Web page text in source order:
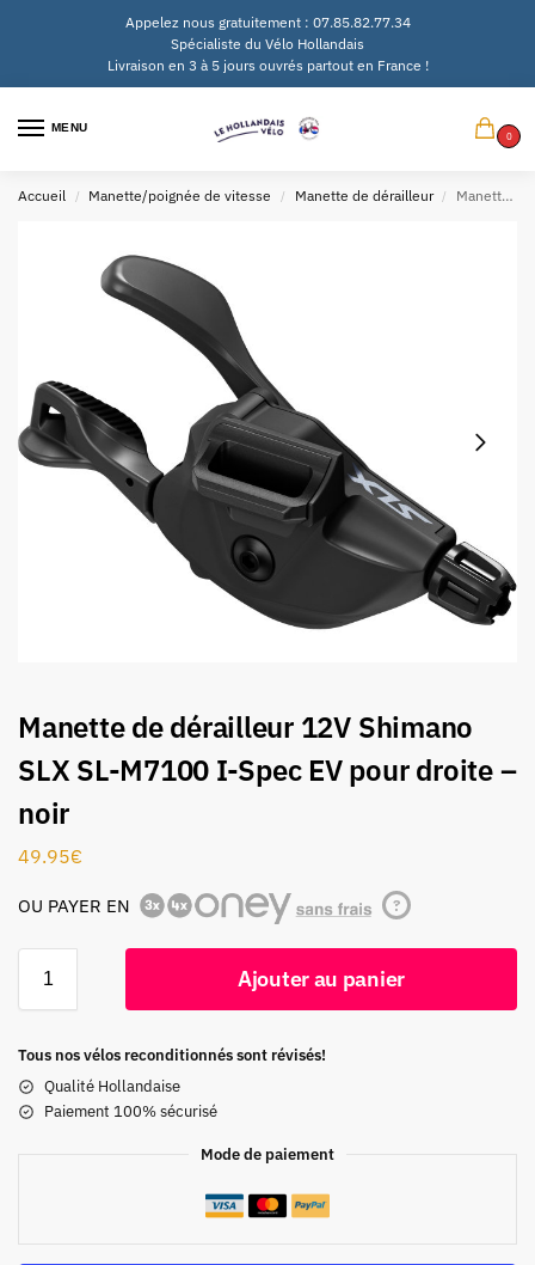
Appelez nous gratuitement : 07.85.82.77.34
Spécialiste du Vélo Hollandais
Livraison en 3 à 5 jours ouvrés partout en France !
MENU
0
Accueil / Manette/poignée de vitesse / Manette de dérailleur / Manette de dérailleur 12V Shimano SLX SL-M7100 I-Spec EV pour droite – noir
Manette de dérailleur 12V Shimano
SLX SL-M7100 I-Spec EV pour droite –
noir
49.95€
OU PAYER EN ?
Ajouter au panier
Tous nos vélos reconditionnés sont révisés!
Qualité Hollandaise
Paiement 100% sécurisé
Mode de paiement